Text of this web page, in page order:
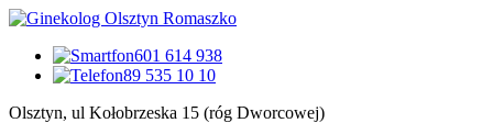
601 614 938
89 535 10 10
Olsztyn, ul Kołobrzeska 15 (róg Dworcowej)